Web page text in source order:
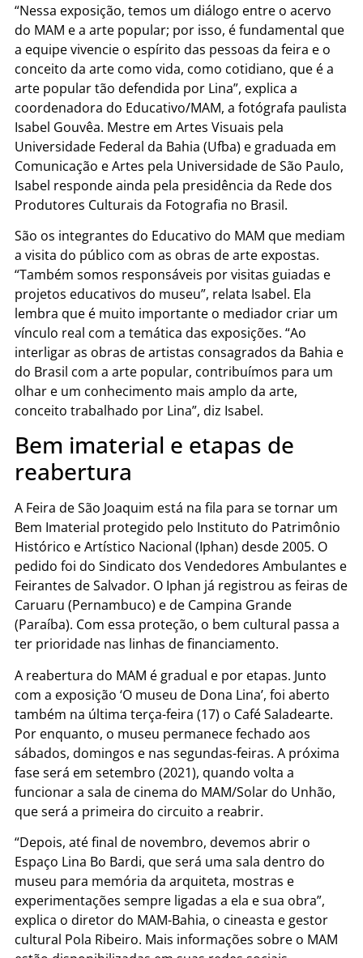
“Nessa exposição, temos um diálogo entre o acervo
do MAM e a arte popular; por isso, é fundamental que
a equipe vivencie o espírito das pessoas da feira e o
conceito da arte como vida, como cotidiano, que é a
arte popular tão defendida por Lina”, explica a
coordenadora do Educativo/MAM, a fotógrafa paulista
Isabel Gouvêa. Mestre em Artes Visuais pela
Universidade Federal da Bahia (Ufba) e graduada em
Comunicação e Artes pela Universidade de São Paulo,
Isabel responde ainda pela presidência da Rede dos
Produtores Culturais da Fotografia no Brasil.
São os integrantes do Educativo do MAM que mediam
a visita do público com as obras de arte expostas.
“Também somos responsáveis por visitas guiadas e
projetos educativos do museu”, relata Isabel. Ela
lembra que é muito importante o mediador criar um
vínculo real com a temática das exposições. “Ao
interligar as obras de artistas consagrados da Bahia e
do Brasil com a arte popular, contribuímos para um
olhar e um conhecimento mais amplo da arte,
conceito trabalhado por Lina”, diz Isabel.
Bem imaterial e etapas de
reabertura
A Feira de São Joaquim está na fila para se tornar um
Bem Imaterial protegido pelo Instituto do Patrimônio
Histórico e Artístico Nacional (Iphan) desde 2005. O
pedido foi do Sindicato dos Vendedores Ambulantes e
Feirantes de Salvador. O Iphan já registrou as feiras de
Caruaru (Pernambuco) e de Campina Grande
(Paraíba). Com essa proteção, o bem cultural passa a
ter prioridade nas linhas de financiamento.
A reabertura do MAM é gradual e por etapas. Junto
com a exposição ‘O museu de Dona Lina’, foi aberto
também na última terça-feira (17) o Café Saladearte.
Por enquanto, o museu permanece fechado aos
sábados, domingos e nas segundas-feiras. A próxima
fase será em setembro (2021), quando volta a
funcionar a sala de cinema do MAM/Solar do Unhão,
que será a primeira do circuito a reabrir.
“Depois, até final de novembro, devemos abrir o
Espaço Lina Bo Bardi, que será uma sala dentro do
museu para memória da arquiteta, mostras e
experimentações sempre ligadas a ela e sua obra”,
explica o diretor do MAM-Bahia, o cineasta e gestor
cultural Pola Ribeiro. Mais informações sobre o MAM